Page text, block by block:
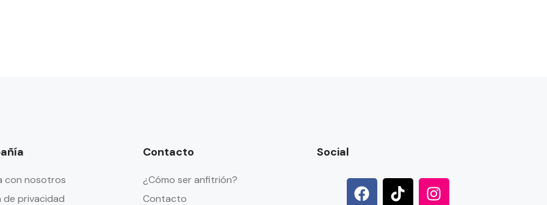
con nosotros
de privacidad
Contacto
¿Cómo ser anfitrión?
Contacto
Social